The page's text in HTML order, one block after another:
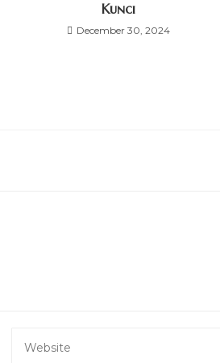
Kunci
December 30, 2024
your